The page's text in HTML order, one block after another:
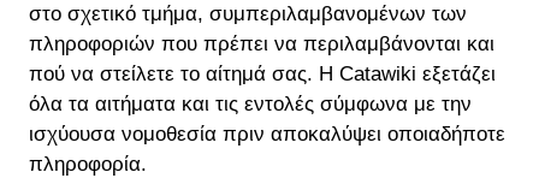
στο σχετικό τμήμα, συμπεριλαμβανομένων των
πληροφοριών που πρέπει να περιλαμβάνονται και
πού να στείλετε το αίτημά σας. Η Catawiki εξετάζει
όλα τα αιτήματα και τις εντολές σύμφωνα με την
ισχύουσα νομοθεσία πριν αποκαλύψει οποιαδήποτε
πληροφορία.